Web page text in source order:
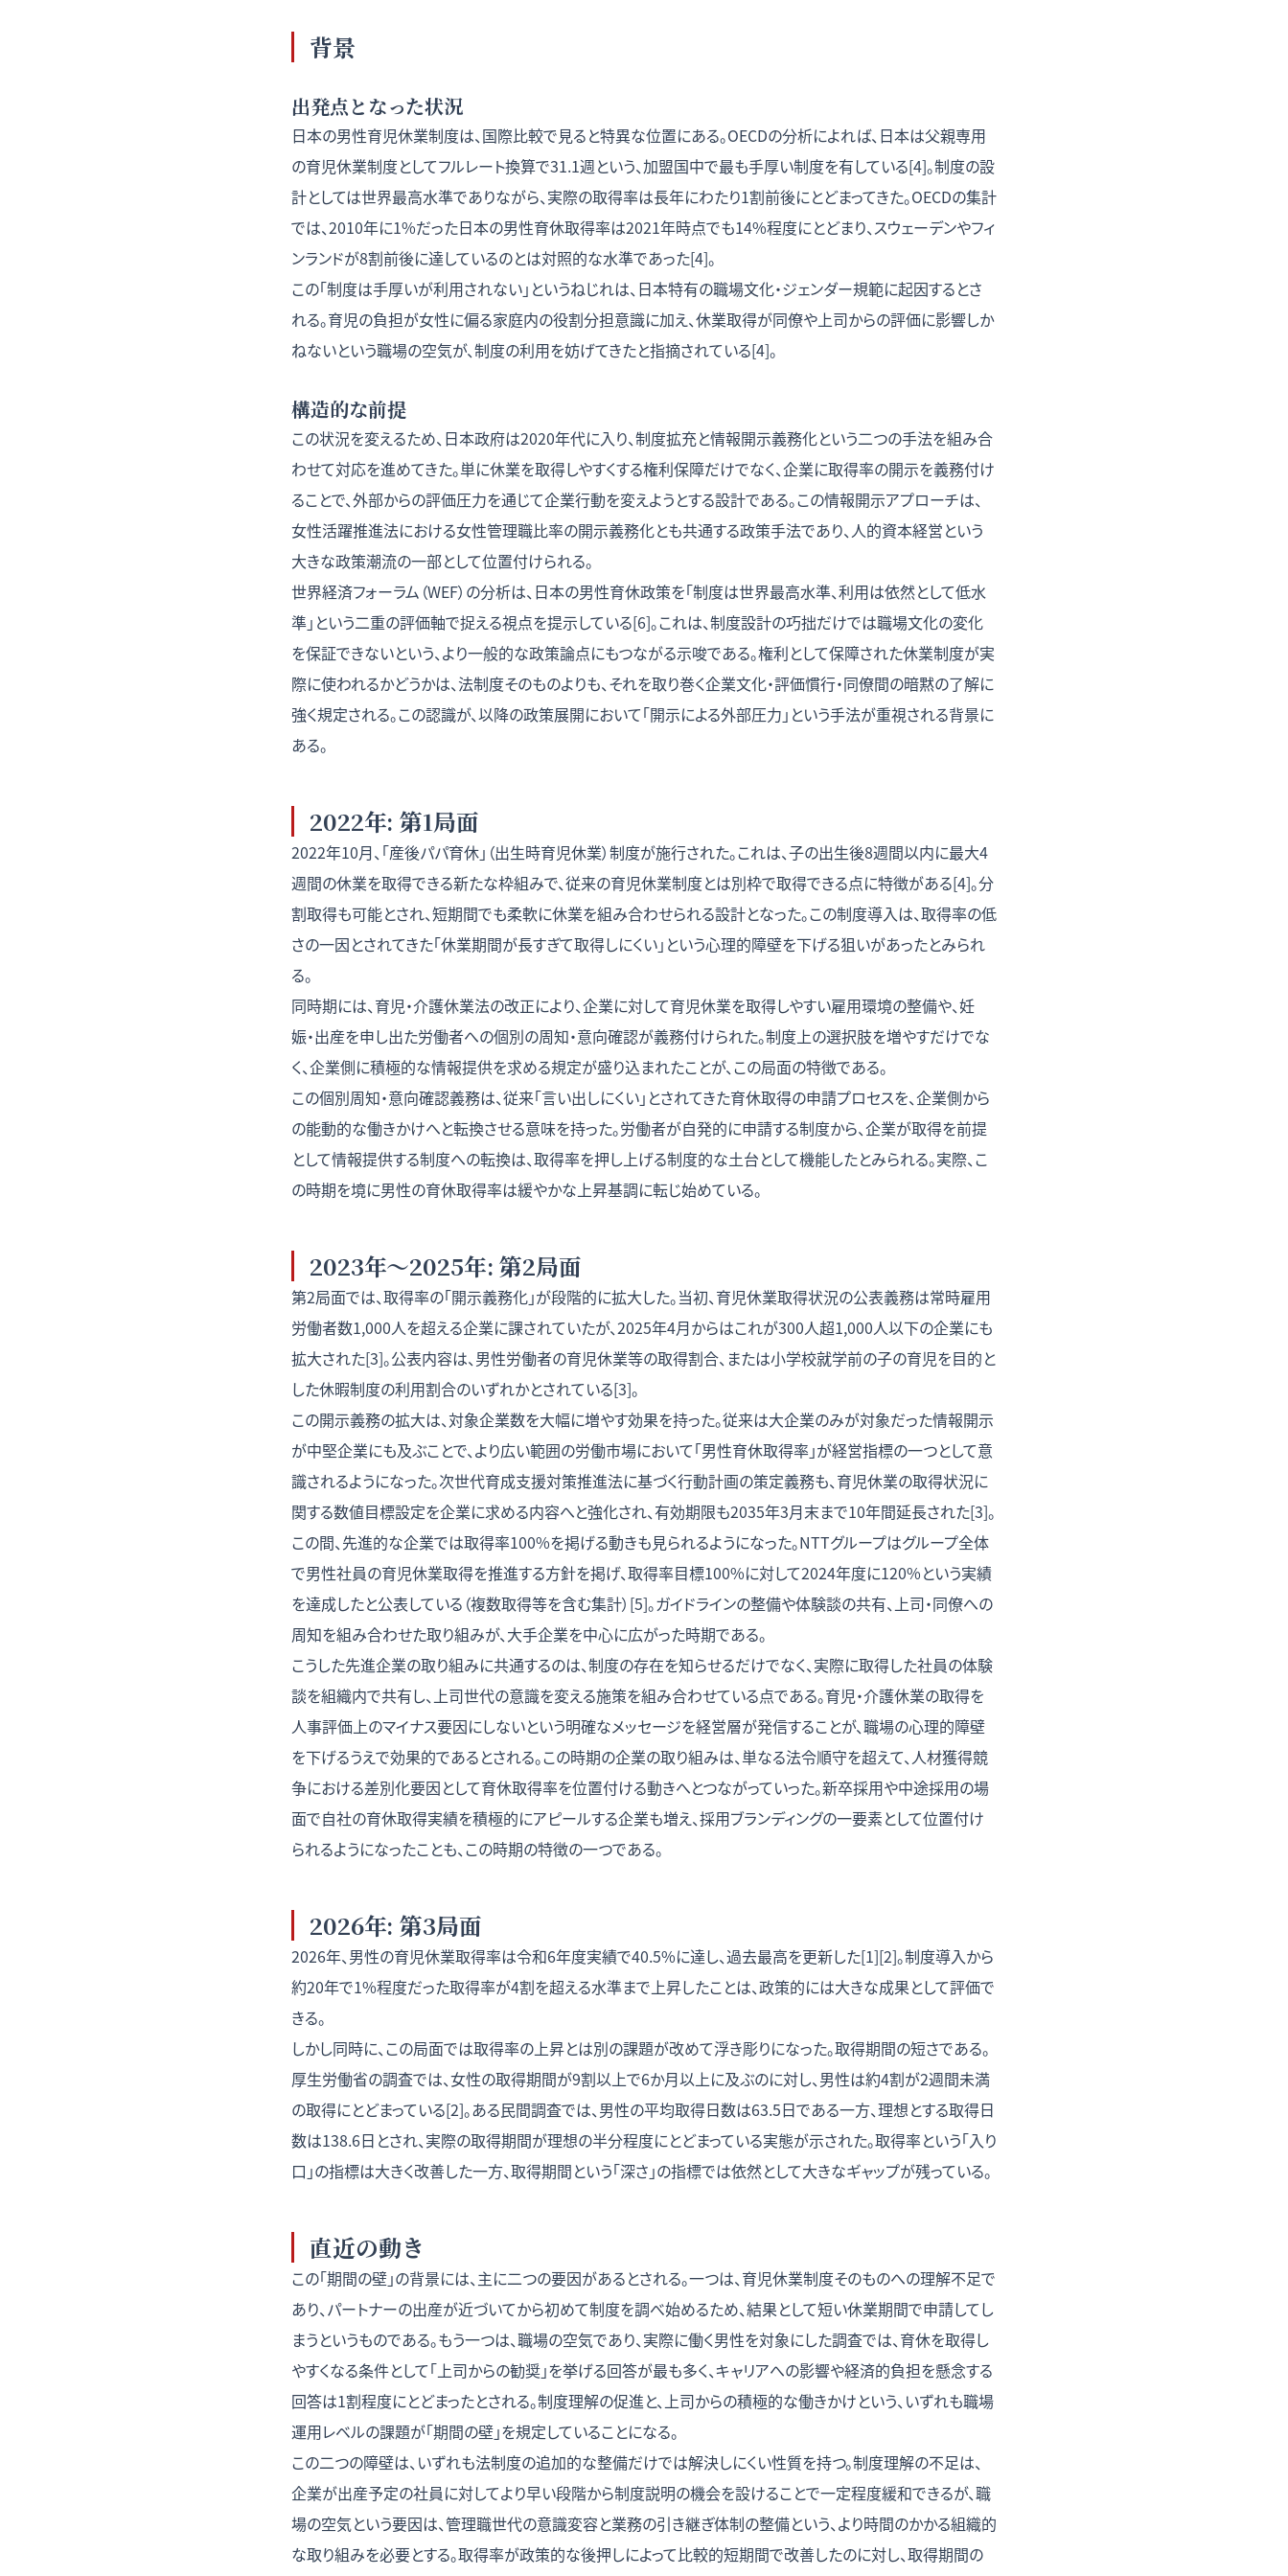
背景
出発点となった状況
日本の男性育児休業制度は、国際比較で見ると特異な位置にある。OECDの分析によれば、日本は父親専用
の育児休業制度としてフルレート換算で31.1週という、加盟国中で最も手厚い制度を有している[4]。制度の設
計としては世界最高水準でありながら、実際の取得率は長年にわたり1割前後にとどまってきた。OECDの集計
では、2010年に1%だった日本の男性育休取得率は2021年時点でも14%程度にとどまり、スウェーデンやフィ
ンランドが8割前後に達しているのとは対照的な水準であった[4]。
この「制度は手厚いが利用されない」というねじれは、日本特有の職場文化・ジェンダー規範に起因するとさ
れる。育児の負担が女性に偏る家庭内の役割分担意識に加え、休業取得が同僚や上司からの評価に影響しか
ねないという職場の空気が、制度の利用を妨げてきたと指摘されている[4]。
構造的な前提
この状況を変えるため、日本政府は2020年代に入り、制度拡充と情報開示義務化という二つの手法を組み合
わせて対応を進めてきた。単に休業を取得しやすくする権利保障だけでなく、企業に取得率の開示を義務付け
ることで、外部からの評価圧力を通じて企業行動を変えようとする設計である。この情報開示アプローチは、
女性活躍推進法における女性管理職比率の開示義務化とも共通する政策手法であり、人的資本経営という
大きな政策潮流の一部として位置付けられる。
世界経済フォーラム（WEF）の分析は、日本の男性育休政策を「制度は世界最高水準、利用は依然として低水
準」という二重の評価軸で捉える視点を提示している[6]。これは、制度設計の巧拙だけでは職場文化の変化
を保証できないという、より一般的な政策論点にもつながる示唆である。権利として保障された休業制度が実
際に使われるかどうかは、法制度そのものよりも、それを取り巻く企業文化・評価慣行・同僚間の暗黙の了解に
強く規定される。この認識が、以降の政策展開において「開示による外部圧力」という手法が重視される背景に
ある。
2022年: 第1局面
2022年10月、「産後パパ育休」（出生時育児休業）制度が施行された。これは、子の出生後8週間以内に最大4
週間の休業を取得できる新たな枠組みで、従来の育児休業制度とは別枠で取得できる点に特徴がある[4]。分
割取得も可能とされ、短期間でも柔軟に休業を組み合わせられる設計となった。この制度導入は、取得率の低
さの一因とされてきた「休業期間が長すぎて取得しにくい」という心理的障壁を下げる狙いがあったとみられ
る。
同時期には、育児・介護休業法の改正により、企業に対して育児休業を取得しやすい雇用環境の整備や、妊
娠・出産を申し出た労働者への個別の周知・意向確認が義務付けられた。制度上の選択肢を増やすだけでな
く、企業側に積極的な情報提供を求める規定が盛り込まれたことが、この局面の特徴である。
この個別周知・意向確認義務は、従来「言い出しにくい」とされてきた育休取得の申請プロセスを、企業側から
の能動的な働きかけへと転換させる意味を持った。労働者が自発的に申請する制度から、企業が取得を前提
として情報提供する制度への転換は、取得率を押し上げる制度的な土台として機能したとみられる。実際、こ
の時期を境に男性の育休取得率は緩やかな上昇基調に転じ始めている。
2023年〜2025年: 第2局面
第2局面では、取得率の「開示義務化」が段階的に拡大した。当初、育児休業取得状況の公表義務は常時雇用
労働者数1,000人を超える企業に課されていたが、2025年4月からはこれが300人超1,000人以下の企業にも
拡大された[3]。公表内容は、男性労働者の育児休業等の取得割合、または小学校就学前の子の育児を目的と
した休暇制度の利用割合のいずれかとされている[3]。
この開示義務の拡大は、対象企業数を大幅に増やす効果を持った。従来は大企業のみが対象だった情報開示
が中堅企業にも及ぶことで、より広い範囲の労働市場において「男性育休取得率」が経営指標の一つとして意
識されるようになった。次世代育成支援対策推進法に基づく行動計画の策定義務も、育児休業の取得状況に
関する数値目標設定を企業に求める内容へと強化され、有効期限も2035年3月末まで10年間延長された[3]。
この間、先進的な企業では取得率100%を掲げる動きも見られるようになった。NTTグループはグループ全体
で男性社員の育児休業取得を推進する方針を掲げ、取得率目標100%に対して2024年度に120%という実績
を達成したと公表している（複数取得等を含む集計）[5]。ガイドラインの整備や体験談の共有、上司・同僚への
周知を組み合わせた取り組みが、大手企業を中心に広がった時期である。
こうした先進企業の取り組みに共通するのは、制度の存在を知らせるだけでなく、実際に取得した社員の体験
談を組織内で共有し、上司世代の意識を変える施策を組み合わせている点である。育児・介護休業の取得を
人事評価上のマイナス要因にしないという明確なメッセージを経営層が発信することが、職場の心理的障壁
を下げるうえで効果的であるとされる。この時期の企業の取り組みは、単なる法令順守を超えて、人材獲得競
争における差別化要因として育休取得率を位置付ける動きへとつながっていった。新卒採用や中途採用の場
面で自社の育休取得実績を積極的にアピールする企業も増え、採用ブランディングの一要素として位置付け
られるようになったことも、この時期の特徴の一つである。
2026年: 第3局面
2026年、男性の育児休業取得率は令和6年度実績で40.5%に達し、過去最高を更新した[1][2]。制度導入から
約20年で1%程度だった取得率が4割を超える水準まで上昇したことは、政策的には大きな成果として評価で
きる。
しかし同時に、この局面では取得率の上昇とは別の課題が改めて浮き彫りになった。取得期間の短さである。
厚生労働省の調査では、女性の取得期間が9割以上で6か月以上に及ぶのに対し、男性は約4割が2週間未満
の取得にとどまっている[2]。ある民間調査では、男性の平均取得日数は63.5日である一方、理想とする取得日
数は138.6日とされ、実際の取得期間が理想の半分程度にとどまっている実態が示された。取得率という「入り
口」の指標は大きく改善した一方、取得期間という「深さ」の指標では依然として大きなギャップが残っている。
直近の動き
この「期間の壁」の背景には、主に二つの要因があるとされる。一つは、育児休業制度そのものへの理解不足で
あり、パートナーの出産が近づいてから初めて制度を調べ始めるため、結果として短い休業期間で申請してし
まうというものである。もう一つは、職場の空気であり、実際に働く男性を対象にした調査では、育休を取得し
やすくなる条件として「上司からの勧奨」を挙げる回答が最も多く、キャリアへの影響や経済的負担を懸念する
回答は1割程度にとどまったとされる。制度理解の促進と、上司からの積極的な働きかけという、いずれも職場
運用レベルの課題が「期間の壁」を規定していることになる。
この二つの障壁は、いずれも法制度の追加的な整備だけでは解決しにくい性質を持つ。制度理解の不足は、
企業が出産予定の社員に対してより早い段階から制度説明の機会を設けることで一定程度緩和できるが、職
場の空気という要因は、管理職世代の意識変容と業務の引き継ぎ体制の整備という、より時間のかかる組織的
な取り組みを必要とする。取得率が政策的な後押しによって比較的短期間で改善したのに対し、取得期間の